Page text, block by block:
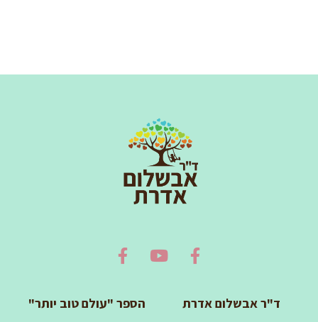
ד"ר אבשלום אדרת הספר "עולם טוב יותר"